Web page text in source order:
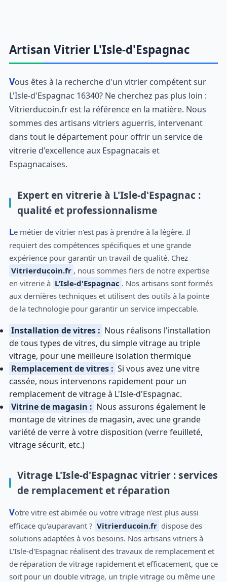
Artisan Vitrier L'Isle-d'Espagnac
Vous êtes à la recherche d'un vitrier compétent sur
L'Isle-d'Espagnac 16340? Ne cherchez pas plus loin :
Vitrierducoin.fr est la référence en la matière. Nous
sommes des artisans vitriers aguerris, intervenant
dans tout le département pour offrir un service de
vitrerie d'excellence aux Espagnacais et
Espagnacaises.
Expert en vitrerie à L'Isle-d'Espagnac :
qualité et professionnalisme
Le métier de vitrier n'est pas à prendre à la légère. Il
requiert des compétences spécifiques et une grande
expérience pour garantir un travail de qualité. Chez
Vitrierducoin.fr , nous sommes fiers de notre expertise
en vitrerie à L'Isle-d'Espagnac . Nos artisans sont formés
aux dernières techniques et utilisent des outils à la pointe
de la technologie pour garantir un service impeccable.
Installation de vitres : Nous réalisons l'installation
de tous types de vitres, du simple vitrage au triple
vitrage, pour une meilleure isolation thermique
Remplacement de vitres : Si vous avez une vitre
cassée, nous intervenons rapidement pour un
remplacement de vitrage à L'Isle-d'Espagnac.
Vitrine de magasin : Nous assurons également le
montage de vitrines de magasin, avec une grande
variété de verre à votre disposition (verre feuilleté,
vitrage sécurit, etc.)
Vitrage L'Isle-d'Espagnac vitrier : services
de remplacement et réparation
Votre vitre est abimée ou votre vitrage n'est plus aussi
efficace qu'auparavant ? Vitrierducoin.fr dispose des
solutions adaptées à vos besoins. Nos artisans vitriers à
L'Isle-d'Espagnac réalisent des travaux de remplacement et
de réparation de vitrage rapidement et efficacement, que ce
soit pour un double vitrage, un triple vitrage ou même une